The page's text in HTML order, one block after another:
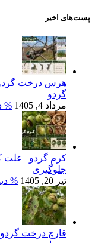
پست‌های اخیر
هرس درخت
گردو
مرداد 4, 1405
%
کرم گردو | علت
جلوگیری
تیر 20, 1405
%
قارچ درخت